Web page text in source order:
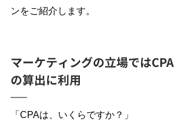
ンをご紹介します。
マーケティングの立場ではCPA
の算出に利用
「CPAは、いくらですか？」